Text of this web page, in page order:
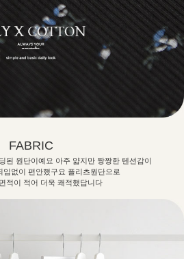
FABRIC
된 원단이예요 아주 얇지만 짱짱한 텐션감이
임없이 편안했구요 플리츠원단으로
적이 적어 더욱 쾌적했답니다